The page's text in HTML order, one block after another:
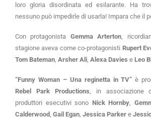
loro gloria disordinata ed esilarante. Ha
nessuno può impedirle di usarla! Impara che il
Con protagonista Gemma Arterton,
stagione aveva come co-protagonisti Rupert
Tom Bateman, Arsher Ali, Alexa Davies e Leo
“Funny Woman – Una reginetta in TV” è
Rebel Park Productions, in associazione
produttori esecutivi sono Nick Hornby,
Calderwood, Gail Egan, Jessica Parker e